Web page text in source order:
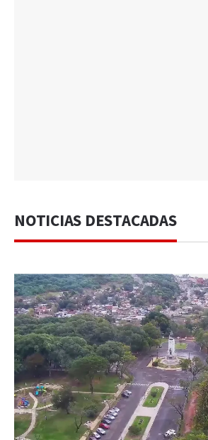
NOTICIAS DESTACADAS